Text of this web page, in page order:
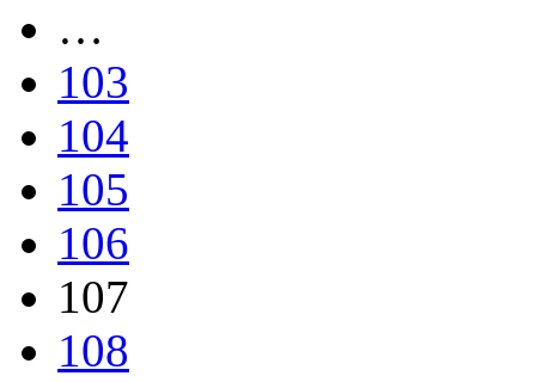
…
103
104
105
106
107
108